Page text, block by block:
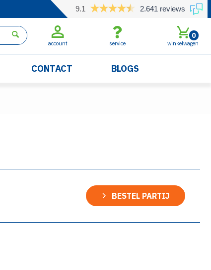
9.1 2.641 reviews
account service winkelwagen
0
CONTACT BLOGS
BESTEL PARTIJ